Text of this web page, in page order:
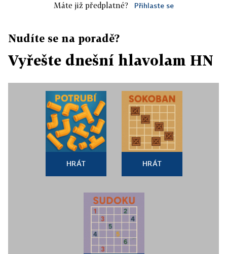
Máte již předplatné? Přihlaste se
Nudíte se na poradě?
Vyřešte dnešní hlavolam HN
HRÁT HRÁT